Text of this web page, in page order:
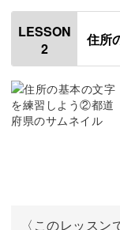
れます。
マンション名な
体のバランスを取
そんないろんな
ための配置を調整
使用材料・道具
下敷きの使い方
使用するペン
書くときの姿勢
ウォーミング
LESSON
2
住所
〈このレッスン